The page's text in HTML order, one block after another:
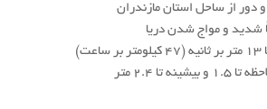
دور از ساحل استان مازندران
شدید و مواج شدن دریا
تا 2.4 متر